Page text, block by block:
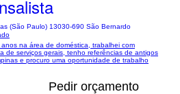
(São Paulo) 13030-690 São Bernardo
na área de doméstica, trabalhei com
de serviços gerais, tenho referências de antigos
e procuro uma oportunidade de trabalho
Pedir orçamento